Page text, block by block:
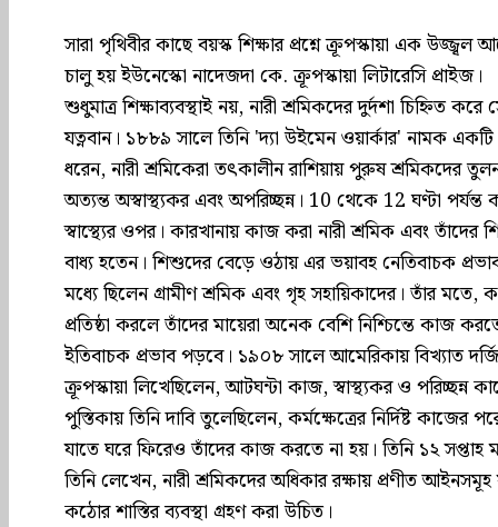
সারা পৃথিবীর কাছে বয়স্ক শিক্ষার প্রশ্নে ক্রূপস্কায়া এক
চালু হয় ইউনেস্কো নাদেজদা কে. ক্রূপস্কায়া লিটারেসি প্রাইজ।
শুধুমাত্র শিক্ষাব্যবস্থাই নয়, নারী শ্রমিকদের দুর্দশা চিহ্নিত
যত্নবান। ১৮৮৯ সালে তিনি 'দ্যা উইমেন ওয়ার্কার' নামক
ধরেন, নারী শ্রমিকেরা তৎকালীন রাশিয়ায় পুরুষ শ্রমিকদের
অত্যন্ত অস্বাস্থ্যকর এবং অপরিচ্ছন্ন। 10 থেকে 12 ঘণ্টা
স্বাস্থ্যের ওপর। কারখানায় কাজ করা নারী শ্রমিক এবং তাঁদের
বাধ্য হতেন। শিশুদের বেড়ে ওঠায় এর ভয়াবহ নেতিবাচক
মধ্যে ছিলেন গ্রামীণ শ্রমিক এবং গৃহ সহায়িকাদের। তাঁর
প্রতিষ্ঠা করলে তাঁদের মায়েরা অনেক বেশি নিশ্চিন্তে কাজ
ইতিবাচক প্রভাব পড়বে। ১৯০৮ সালে আমেরিকায় বিখ্যাত
ক্রূপস্কায়া লিখেছিলেন, আটঘন্টা কাজ, স্বাস্থ্যকর ও
পুস্তিকায় তিনি দাবি তুলেছিলেন, কর্মক্ষেত্রের নির্দিষ্ট
যাতে ঘরে ফিরেও তাঁদের কাজ করতে না হয়। তিনি ১২ সপ্তাহ
তিনি লেখেন, নারী শ্রমিকদের অধিকার রক্ষায় প্রণীত
কঠোর শাস্তির ব্যবস্থা গ্রহণ করা উচিত।